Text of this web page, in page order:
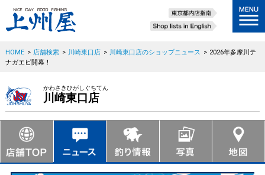
HOME > 店舗検索 > 川崎東口店 > 川崎東口店のショップニュース > 2026年多摩川テ
ナガエビ開幕！
かわさきひがしぐちてん
川崎東口店